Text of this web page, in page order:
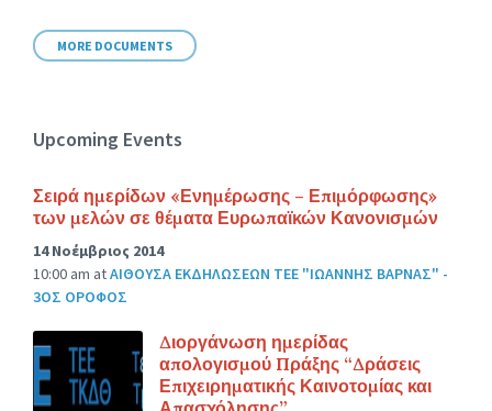
MORE DOCUMENTS
Upcoming Events
Σειρά ημερίδων «Ενημέρωσης – Επιμόρφωσης»
των μελών σε θέματα Ευρωπαϊκών Κανονισμών
14 Νοέμβριος 2014
10:00 am atΑΙΘΟΥΣΑ ΕΚΔΗΛΩΣΕΩΝ ΤΕΕ "ΙΩΑΝΝΗΣ ΒΑΡΝΑΣ" -
3ΟΣ ΟΡΟΦΟΣ
Διοργάνωση ημερίδας
απολογισμού Πράξης “Δράσεις
Επιχειρηματικής Καινοτομίας και